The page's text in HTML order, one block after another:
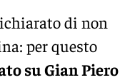
di non
per questo
su Gian Piero